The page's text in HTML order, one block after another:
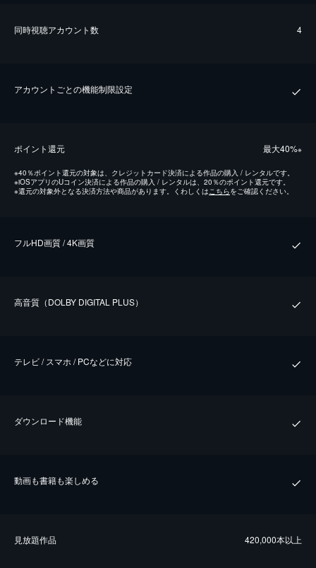
同時視聴アカウント数 4
アカウントごとの機能制限設定
ポイント還元 最⼤40%※
※40％ポイント還元の対象は、クレジットカード決済による作品の購入 / レンタルです。
※iOSアプリのUコイン決済による作品の購入 / レンタルは、20％のポイント還元です。
※還元の対象外となる決済方法や商品があります。くわしくはこちらをご確認ください。
フルHD画質 / 4K画質
⾼⾳質（DOLBY DIGITAL PLUS）
テレビ / スマホ / PCなどに対応
ダウンロード機能
動画も書籍も楽しめる
⾒放題作品 420,000本以上